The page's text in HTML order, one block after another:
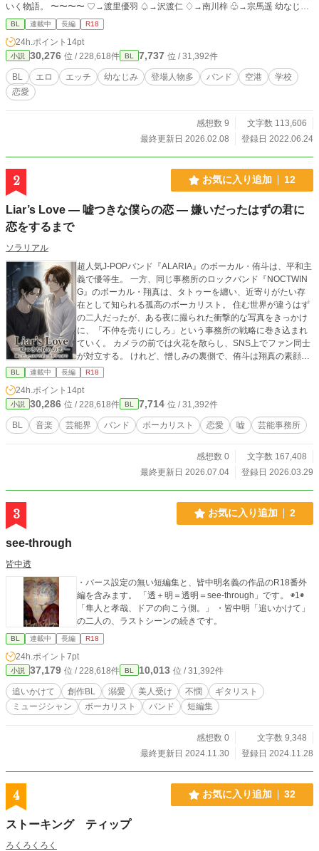
いく物語。 〜〜〜〜 ♡→渡里優羽 ♤→沢渡仁 ♢→南川梓 ♧→宗馬遥 幼なじみ
４人を中心としたそれぞれの世界の人間関係、恋模様を描いています。 長くな
ったので、続きを３にしました。 短編のように気になった話だけ読んでいただ
けるように、登場人物紹介を入れてもう少し工夫して書きたいなと思っていま
す。 ドロドロな恋愛模様、鬼畜、激しいシーンを書くのが好きなので、多くな
りがちです 恋愛を通して各キャラの個性や考え、成長、などを描きつつ、R18
要素にも力を入れていきたいです♡ 登場人物多数！色々な男の子がいるので、
好みの子を応援してくださると嬉しいです♡ 色々なシチュエーションでのエッ
写あり/エロ/エッチ/BL/幼なじみ/恋愛/純愛/NTR/浮気/複数/イケメン/美少年/複数
プレイ/変態/上司/部下/先輩/後輩/羞恥プレイ/調教/乱交/同僚/童顔/同棲/バンド/制
体関係/コスプレ/
BL 連載中 長編 R18
24h.ポイント 14pt
小説 30,276 位 / 228,618件 BL 7,737 位 / 31,392件
BL エロ エッチ 幼なじみ 登場人物多 バンド 空港
学校
恋愛
感想数 9
文字数 113,606
最終更新日 2026.02.08
登録日 2022.06.24
2 お気に入り追加 12
Liar’s Love ― 嘘つきな僕らの恋 ― 嫌いだったはずの君に
恋をするまで
ソラリアル
超人気J-POPバンド『ALARIA』のボーカル・侑斗は、平和主
義で優等生。 一方、同じ事務所のロックバンド『NOCTWIN
G』のボーカル・翔真は、タトゥーを纏い、近寄りがたい存
在として知られる孤高のボーカリスト。 住む世界が違うはず
の二人だったが、ある夜に撮られた衝撃的な写真をきっかけ
に、「不仲を売りにしろ」という事務所の戦略に巻き込まれ
ていく。 カメラの前では火花を散らし、SNS上でファン同士
が対立する。 けれど、憎しみの裏側で、侑斗は翔真の素顔と
不器用な優しさに触れていく。 しかし、二人の距離が近づく
ほど、見えない力は静かに牙を剥く。 抗えない現実の中で、
侑斗は大切な居場所を守るため、ある決意を胸にする。 これ
は、ステージの光と影の狭間で出会った二人が、 傷つきなが
らも「真実の恋」を掴み取るまでの物語。 【小説家になろ
う・エブリスタでも同時更新中】
BL 連載中 長編 R18
24h.ポイント 14pt
小説 30,286 位 / 228,618件 BL 7,714 位 / 31,392件
BL 音楽 芸能界 バンド ボーカリスト 恋愛 嘘 芸能事務所
感想数 0
文字数 167,408
最終更新日 2026.07.04
登録日 2026.03.29
3 お気に入り追加 2
see-through
皆中透
・バース設定の無い短編集と、皆中明名義の作品のR18番外
編を含みます。 「透＋明＝透明＝see-through」です。 ◉1◉
「隼人と孝哉、ドアの向こう側。」 ・皆中明「追いかけて」
の二人の、ラストシーンの続きです。
BL 連載中 長編 R18
24h.ポイント 7pt
小説 37,179 位 / 228,618件 BL 10,013 位 / 31,392件
追いかけて 創作BL 溺愛 美人受け 不憫
ギタリスト
ミュージシャン
ボーカリスト バンド 短編集
感想数 0
文字数 9,348
最終更新日 2024.11.30
登録日 2024.11.28
4 お気に入り追加 32
ストーキング ティップ
ろくろくろく